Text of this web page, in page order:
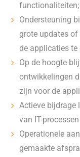
functionaliteiten;
Ondersteuning
grote updates
de applicaties
Op de hoogte
ontwikkelingen
zijn voor de
Actieve bijdrage
van IT-
Operationele
gemaakte